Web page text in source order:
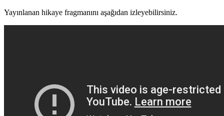
Yayınlanan hikaye fragmanını aşağıdan izleyebilirsiniz.